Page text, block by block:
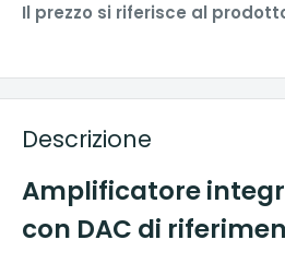
Il prezzo si riferisce al
Descrizione
Amplificatore
con DAC di